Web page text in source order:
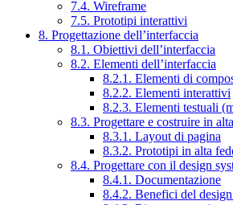
7.4. Wireframe
7.5. Prototipi interattivi
8. Progettazione dell’interfaccia
8.1. Obiettivi dell’interfaccia
8.2. Elementi dell’interfaccia
8.2.1. Elementi di
8.2.2. Elementi interattivi
8.2.3. Elementi testuali
8.3. Progettare e costruire in
8.3.1. Layout di pagina
8.3.2. Prototipi in alta
8.4. Progettare con il design
8.4.1. Documentazione
8.4.2. Benefici del